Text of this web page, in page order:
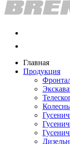
Главная
Продукция